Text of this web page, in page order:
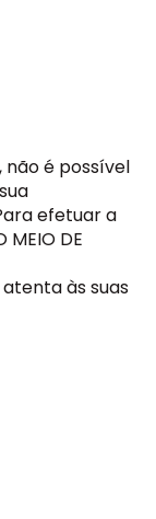
não é possível
efetuar a
DE
às suas